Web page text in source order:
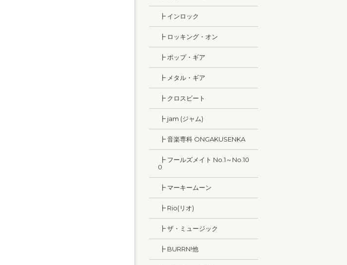
┣ インロック
┣ ロッキング・オン
┣ ポップ・ギア
┣ メタル・ギア
┣ クロスビート
┣ jam (ジャム)
┣ 音楽専科 ONGAKUSENKA
┣ フールズメイト No.1～No.10
0
┣ マーキームーン
┣ Rio(リオ)
┣ ザ・ミュージック
┣ BURRN!他